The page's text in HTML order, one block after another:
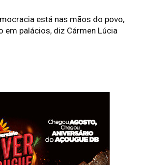
está nas mãos do povo,
em palácios, diz Cármen Lúcia